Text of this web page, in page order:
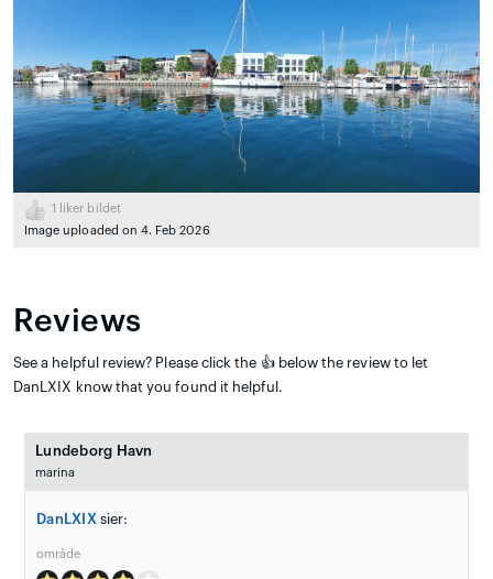
1
liker bildet
Image uploaded on 4. Feb 2026
Reviews
See a helpful review? Please click the 👍 below the review to let
DanLXIX know that you found it helpful.
Lundeborg Havn
marina
DanLXIX sier:
område